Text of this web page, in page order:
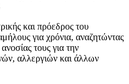
και πρόεδρος του
για χρόνια, αναζητώντας
τους για την
αλλεργιών και άλλων